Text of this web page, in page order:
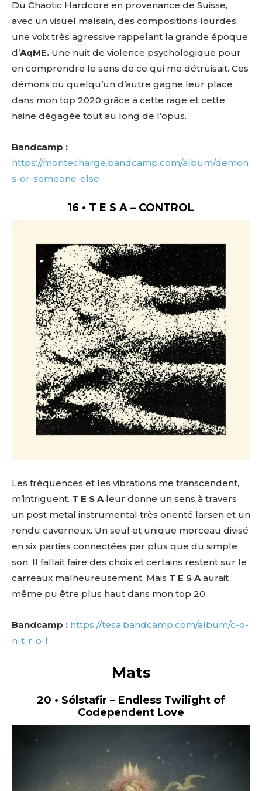
Du Chaotic Hardcore en provenance de Suisse,
avec un visuel malsain, des compositions lourdes,
une voix très agressive rappelant la grande époque
d’AqME. Une nuit de violence psychologique pour
en comprendre le sens de ce qui me détruisait. Ces
démons ou quelqu’un d’autre gagne leur place
dans mon top 2020 grâce à cette rage et cette
haine dégagée tout au long de l’opus.
Bandcamp :
https://montecharge.bandcamp.com/album/demon
s-or-someone-else
16 • T E S A – CONTROL
Les fréquences et les vibrations me transcendent,
m’intriguent. T E S A leur donne un sens à travers
un post metal instrumental très orienté larsen et un
rendu caverneux. Un seul et unique morceau divisé
en six parties connectées par plus que du simple
son. Il fallait faire des choix et certains restent sur le
carreaux malheureusement. Mais T E S A aurait
même pu être plus haut dans mon top 20.
Bandcamp : https://tesa.bandcamp.com/album/c-o-
n-t-r-o-l
Mats
20 • Sólstafir – Endless Twilight of
Codependent Love